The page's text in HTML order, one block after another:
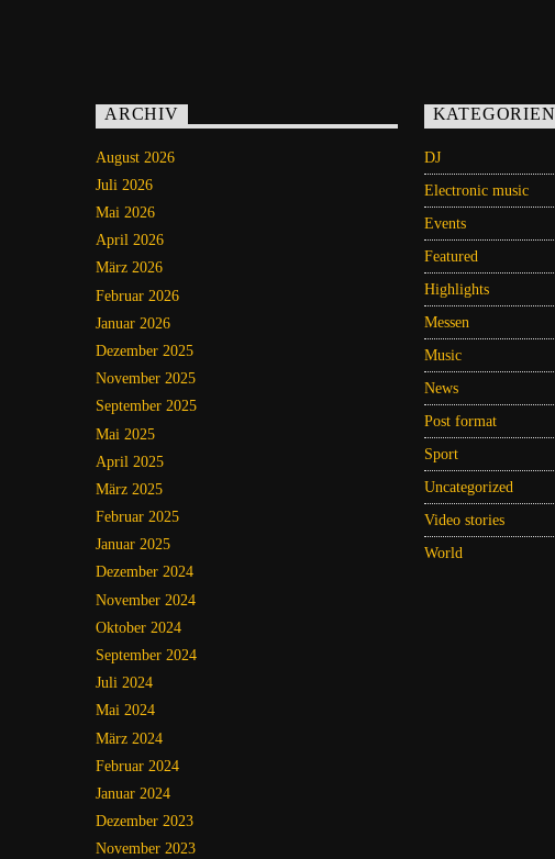
ARCHIV
August 2026
Juli 2026
Mai 2026
April 2026
März 2026
Februar 2026
Januar 2026
Dezember 2025
November 2025
September 2025
Mai 2025
April 2025
März 2025
Februar 2025
Januar 2025
Dezember 2024
November 2024
Oktober 2024
September 2024
Juli 2024
Mai 2024
März 2024
Februar 2024
Januar 2024
Dezember 2023
November 2023
KATEGORIEN
DJ
Electronic music
Events
Featured
Highlights
Messen
Music
News
Post format
Sport
Uncategorized
Video stories
World